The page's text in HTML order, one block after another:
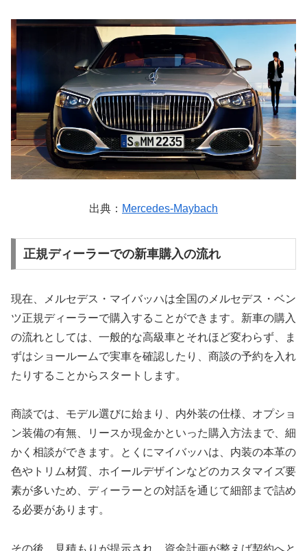
出典： Mercedes-Maybach
正規ディーラーでの新車購入の流れ
現在、メルセデス・マイバッハは全国のメルセデス・ベン
ツ正規ディーラーで購入することができます。新車の購入
の流れとしては、一般的な高級車とそれほど変わらず、ま
ずはショールームで実車を確認したり、商談の予約を入れ
たりすることからスタートします。
商談では、モデル選びに始まり、内外装の仕様、オプショ
ン装備の有無、リースか現金かといった購入方法まで、細
かく相談ができます。とくにマイバッハは、内装の本革の
色やトリム材質、ホイールデザインなどのカスタマイズ要
素が多いため、ディーラーとの対話を通じて細部まで詰め
る必要があります。